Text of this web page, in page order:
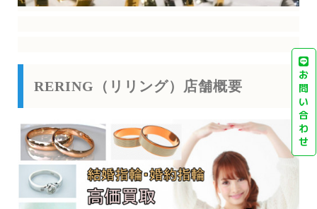
RERING（リリング）店舗概要
お
問
い
合
わ
せ